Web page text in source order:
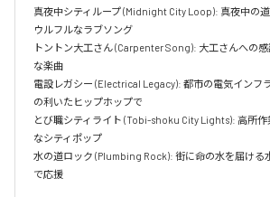
真夜中シティループ (Midnight City Loop): 真夜中の
ウルフルなラブソング
トントン大工さん (Carpenter Song): 大工さんへの
な楽曲
電設レガシー (Electrical Legacy): 都市の電気インフ
の利いたヒップホップで
とび職シティライト (Tobi-shoku City Lights): 高所
なシティポップ
水の道ロック (Plumbing Rock): 街に命の水を届ける
で応援